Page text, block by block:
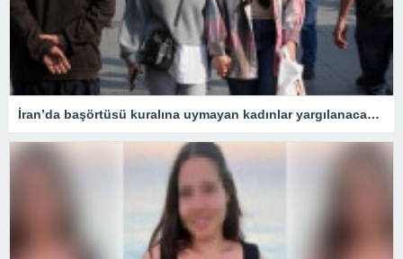
İran’da başörtüsü kuralına uymayan kadınlar yargılanacak – Son Dakika Dünya Haberleri